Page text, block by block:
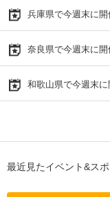
兵庫県で今週末に
奈良県で今週末に
和歌山県で今週末
最近見たイベント&ス